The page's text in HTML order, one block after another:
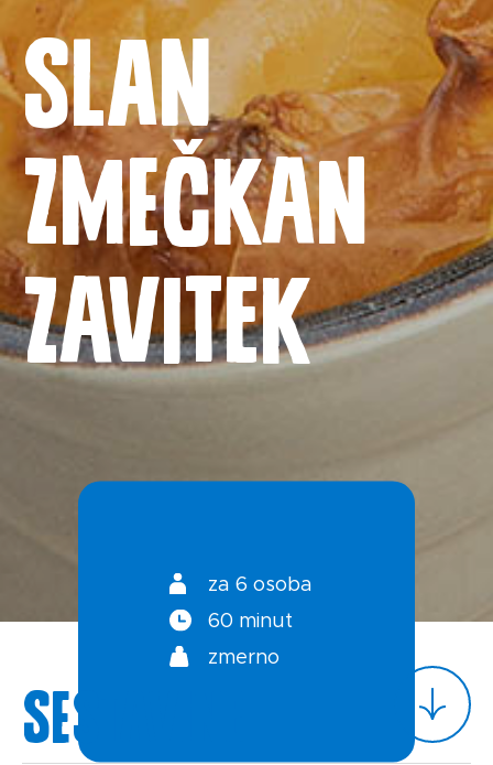
Domača stran
Izdelki
Recepti
Zgodba o ABC siru
SLAN
ZMEČKAN
ZAVITEK
za 6 osoba
60 minut
zmerno
Sestavine